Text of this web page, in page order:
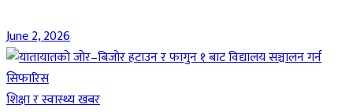
June 2, 2026
शिक्षा र स्वास्थ्य खबर